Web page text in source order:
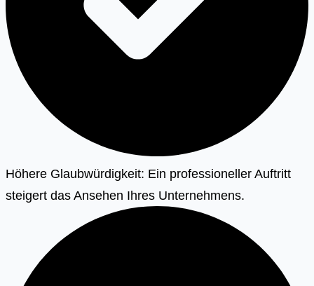
Höhere Glaubwürdigkeit: Ein professioneller Auftritt
steigert das Ansehen Ihres Unternehmens.